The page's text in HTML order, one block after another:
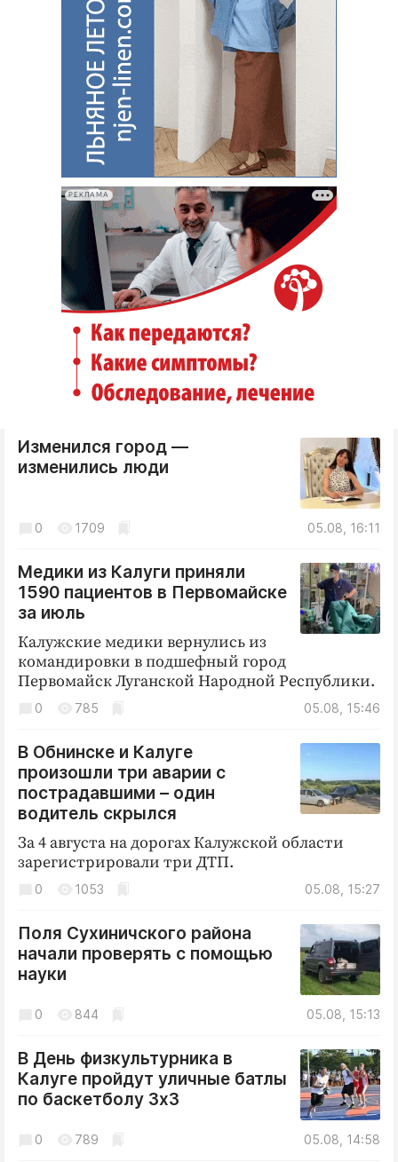
РЕКЛАМА
Изменился город —
изменились люди
05.08, 16:11
0 1709
Медики из Калуги приняли
1590 пациентов в Первомайске
за июль
Калужские медики вернулись из
командировки в подшефный город
Первомайск Луганской Народной Республики.
05.08, 15:46
0 785
В Обнинске и Калуге
произошли три аварии с
пострадавшими – один
водитель скрылся
За 4 августа на дорогах Калужской области
зарегистрировали три ДТП.
05.08, 15:27
0 1053
Поля Сухиничского района
начали проверять с помощью
науки
05.08, 15:13
0 844
В День физкультурника в
Калуге пройдут уличные батлы
по баскетболу 3х3
05.08, 14:58
0 789